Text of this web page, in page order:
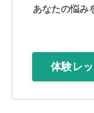
あなたの悩み
体験レ